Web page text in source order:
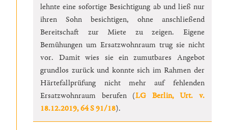
lehnte eine sofortige Besichtigung ab und ließ nur
ihren Sohn besichtigen, ohne anschließend
Bereitschaft zur Miete zu zeigen. Eigene
Bemühungen um Ersatzwohnraum trug sie nicht
vor. Damit wies sie ein zumutbares Angebot
grundlos zurück und konnte sich im Rahmen der
Härtefallprüfung nicht mehr auf fehlenden
Ersatzwohnraum berufen (LG Berlin, Urt. v.
18.12.2019, 64 S 91/18).